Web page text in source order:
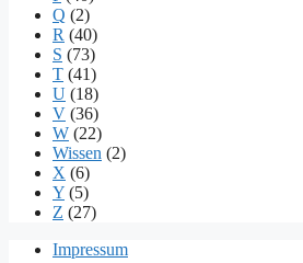
Q (2)
R (40)
S (73)
T (41)
U (18)
V (36)
W (22)
Wissen (2)
X (6)
Y (5)
Z (27)
Impressum